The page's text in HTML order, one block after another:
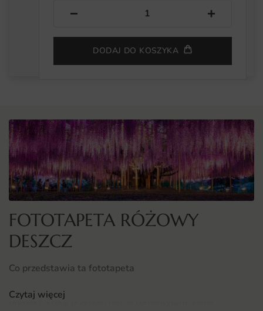
− +
DODAJ DO KOSZYKA
FOTOTAPETA RÓŻOWY
DESZCZ
Co przedstawia ta fototapeta
produkt, który przenosi nas w romantyczny świat
Czytaj więcej